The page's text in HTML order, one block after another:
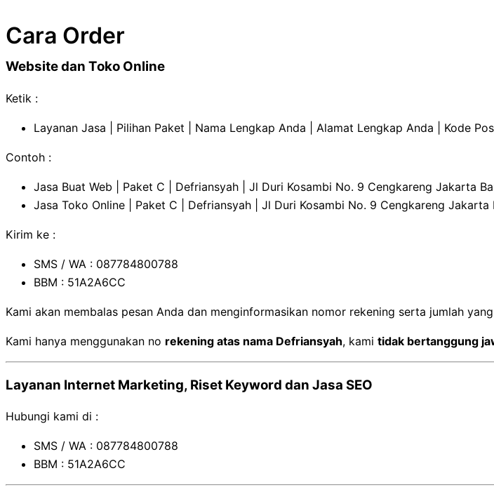
Cara Order
Website dan Toko Online
Ketik :
Layanan Jasa | Pilihan Paket | Nama Lengkap Anda | Alamat Lengkap Anda | Kode
Contoh :
Jasa Buat Web | Paket C | Defriansyah | Jl Duri Kosambi No. 9 Cengkareng Jakarta
Jasa Toko Online | Paket C | Defriansyah | Jl Duri Kosambi No. 9 Cengkareng
Kirim ke :
SMS / WA : 087784800788
BBM : 51A2A6CC
Kami akan membalas pesan Anda dan menginformasikan nomor rekening serta jumlah
Kami hanya menggunakan no rekening atas nama Defriansyah, kami tidak bertanggung
Layanan Internet Marketing, Riset Keyword dan Jasa SEO
Hubungi kami di :
SMS / WA : 087784800788
BBM : 51A2A6CC